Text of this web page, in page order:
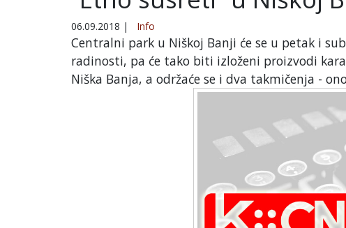
06.09.2018 | Info
Centralni park u Niškoj Banji će se u petak i
radinosti, pa će tako biti izloženi proizvodi
Niška Banja, a održaće se i dva takmičenja -